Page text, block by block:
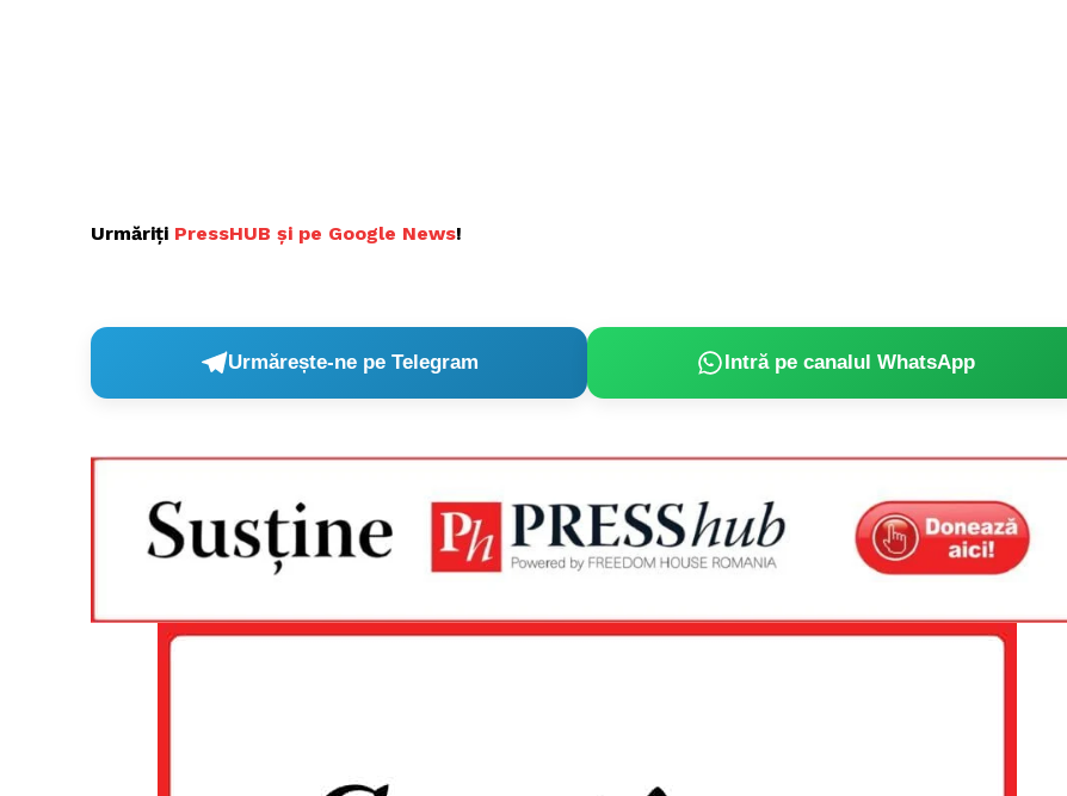
Urmăriți PressHUB și pe Google News!
Urmărește-ne pe Telegram Intră pe canalul WhatsApp